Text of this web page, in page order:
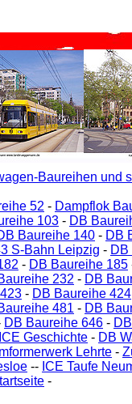
Baureihen und
52 - Dampflok
103 - DB
Baureihe 140 - DB
S-Bahn Leipzig -
- DB Baureihe 185
232 - DB
- DB Baureihe 424
481 - DB
DB Baureihe 646 -
Geschichte - DB
Lehrte -
-- ICE Taufe
-